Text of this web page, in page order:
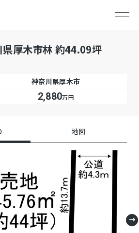
県厚木市林 約44.09坪
神奈川県厚木市
2,880万円
地図